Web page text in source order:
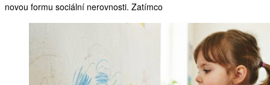
novou formu sociální nerovnosti. Zatímco